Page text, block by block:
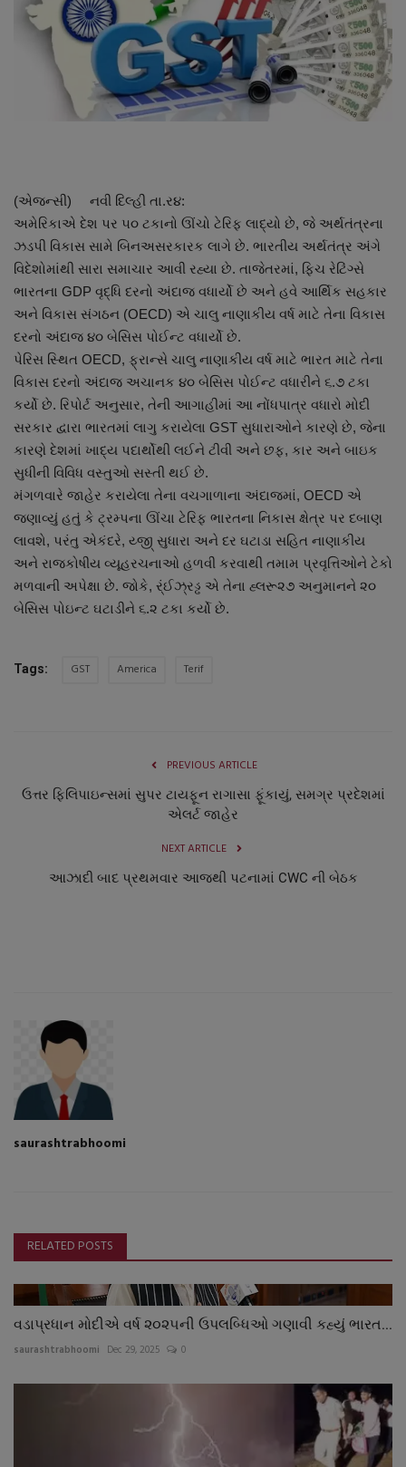
About Author
Contact
Dipotsav Special
રાષ્ટ્રીય
ગુજરાત
જુનાગઢ
Support US
બજારના સમાચાર
નાણાંકીય સમાચાર
સ્થાનિક સમાચાર
સ્પોર્ટ્સ
રાશિફળ
ગુનાખોરી
બોલિવૂડ
(એજન્સી) નવી દિલ્હી તા.ર૪:
અમેરિકાએ દેશ પર ૫૦ ટકાનો ઊંચો ટેરિફ લાદ્યો છે, જે અર્થતંત્રના
ઝડપી વિકાસ સામે બિનઅસરકારક લાગે છે. ભારતીય અર્થતંત્ર અંગે
વિદેશોમાંથી સારા સમાચાર આવી રહ્યા છે. તાજેતરમાં, ફિચ રેટિંગ્સે
ભારતના GDP વૃદ્ધિ દરનો અંદાજ વધાર્યો છે અને હવે આર્થિક સહકાર
અને વિકાસ સંગઠન (OECD) એ ચાલુ નાણાકીય વર્ષ માટે તેના વિકાસ
દરનો અંદાજ ૪૦ બેસિસ પોઈન્ટ વધાર્યો છે.
પેરિસ સ્થિત OECD, ફ્રાન્સે ચાલુ નાણાકીય વર્ષ માટે ભારત માટે તેના
વિકાસ દરનો અંદાજ અચાનક ૪૦ બેસિસ પોઈન્ટ વધારીને ૬.૭ ટકા
કર્યો છે. રિપોર્ટ અનુસાર, તેની આગાહીમાં આ નોંધપાત્ર વધારો મોદી
સરકાર દ્વારા ભારતમાં લાગુ કરાયેલા GST સુધારાઓને કારણે છે, જેના
કારણે દેશમાં ખાદ્ય પદાર્થોથી લઈને ટીવી અને છફ, કાર અને બાઇક
સુધીની વિવિધ વસ્તુઓ સસ્તી થઈ છે.
મંગળવારે જાહેર કરાયેલા તેના વચગાળાના અંદાજમાં, OECD એ
જણાવ્યું હતું કે ટ્રમ્પના ઊંચા ટેરિફ ભારતના નિકાસ ક્ષેત્ર પર દબાણ
લાવશે, પરંતુ એકંદરે, ય્જી્ સુધારા અને દર ઘટાડા સહિત નાણાકીય
અને રાજકોષીય વ્યૂહરચનાઓ હળવી કરવાથી તમામ પ્રવૃત્તિઓને ટેકો
મળવાની અપેક્ષા છે. જોકે, ર્ંઈઝ્રડ્ઢ એ તેના હ્લરૂ૨૭ અનુમાનને ૨૦
બેસિસ પોઇન્ટ ઘટાડીને ૬.૨ ટકા કર્યો છે.
Tags: GST America Terif
PREVIOUS ARTICLE
ઉત્તર ફિલિપાઇન્સમાં સુપર ટાયફૂન રાગાસા ફૂંકાયું, સમગ્ર પ્રદેશમાં
એલર્ટ જાહેર
NEXT ARTICLE
આઝાદી બાદ પ્રથમવાર આજથી પટનામાં CWC ની બેઠક
saurashtrabhoomi
RELATED POSTS
વડાપ્રધાન મોદીએ વર્ષ ૨૦૨૫ની ઉપલબ્ધિઓ ગણાવી કહ્યું ભારત...
saurashtrabhoomi Dec 29, 2025 0